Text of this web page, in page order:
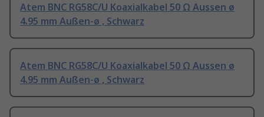
Atem BNC RG58C/U Koaxialkabel 50 Ω Aussen ø
4.95 mm Außen-ø , Schwarz
Atem BNC RG58C/U Koaxialkabel 50 Ω Aussen ø
4.95 mm Außen-ø , Schwarz